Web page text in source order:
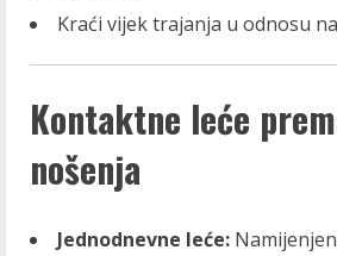
Kraći vijek trajanja u odnosu
Kontaktne leće
nošenja
Jednodnevne leće: